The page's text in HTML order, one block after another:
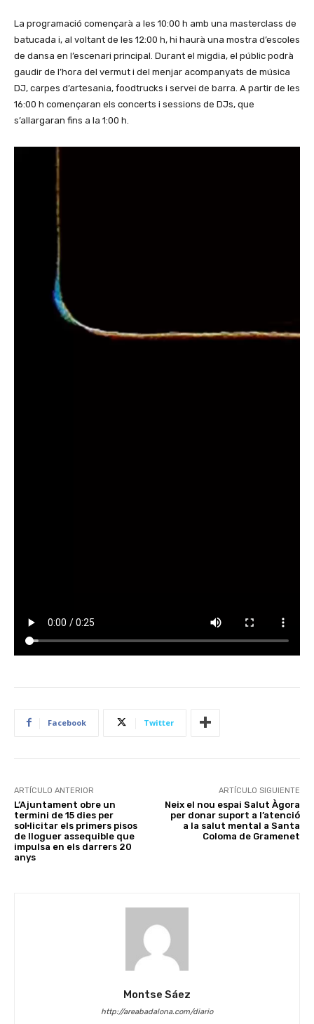
La programació començarà a les 10:00 h amb una masterclass de
batucada i, al voltant de les 12:00 h, hi haurà una mostra d’escoles
de dansa en l’escenari principal. Durant el migdia, el públic podrà
gaudir de l’hora del vermut i del menjar acompanyats de música
DJ, carpes d’artesania, foodtrucks i servei de barra. A partir de les
16:00 h començaran els concerts i sessions de DJs, que
s’allargaran fins a la 1:00 h.
Facebook Twitter
ARTÍCULO ANTERIOR
L’Ajuntament obre un
termini de 15 dies per
sol·licitar els primers pisos
de lloguer assequible que
impulsa en els darrers 20
anys
ARTÍCULO SIGUIENTE
Neix el nou espai Salut Àgora
per donar suport a l’atenció
a la salut mental a Santa
Coloma de Gramenet
Montse Sáez
http://areabadalona.com/diario